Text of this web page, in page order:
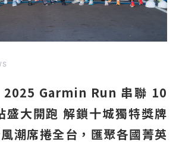
2025 Garmin Run 串聯 10
盛大開跑 解鎖十城獨特獎牌
潮席捲全台，匯聚各國菁英